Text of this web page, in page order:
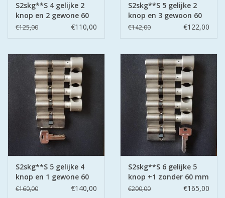
S2skg**S 4 gelijke 2
knop en 2 gewone 60
mm 30-30
€125,00 €110,00
S2skg**S 5 gelijke 2
knop en 3 gewoon 60
mm 30-30
€142,00 €122,00
S2skg**S 5 gelijke 4
knop en 1 gewone 60
mm 30-30
€160,00 €140,00
S2skg**S 6 gelijke 5
knop +1 zonder 60 mm
30-30
€200,00 €165,00